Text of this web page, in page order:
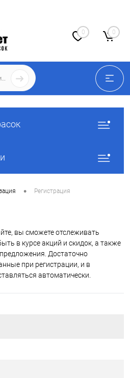
0 0
• Регистрация
вы сможете отслеживать
в курсе акций и скидок, а также
Достаточно
при регистрации, и в
автоматически.